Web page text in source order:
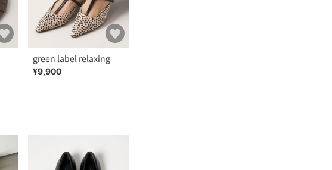
green label relaxing
¥9,900